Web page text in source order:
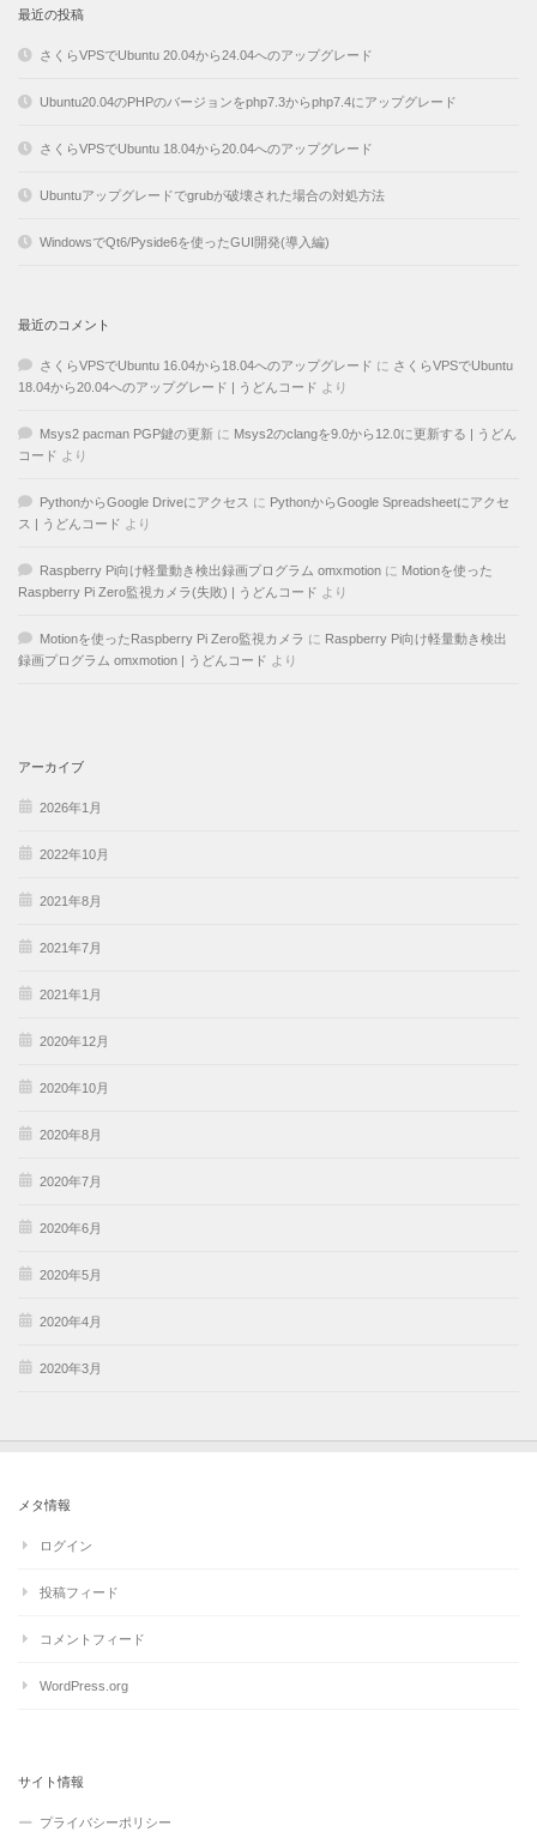
最近の投稿
さくらVPSでUbuntu 20.04から24.04へのアップグレード
Ubuntu20.04のPHPのバージョンをphp7.3からphp7.4にアップグレード
さくらVPSでUbuntu 18.04から20.04へのアップグレード
Ubuntuアップグレードでgrubが破壊された場合の対処方法
WindowsでQt6/Pyside6を使ったGUI開発(導入編)
最近のコメント
さくらVPSでUbuntu 16.04から18.04へのアップグレード に さくらVPSでUbuntu
18.04から20.04へのアップグレード | うどんコード より
Msys2 pacman PGP鍵の更新 に Msys2のclangを9.0から12.0に更新する | うどん
コード より
PythonからGoogle Driveにアクセス に PythonからGoogle Spreadsheetにアクセ
ス | うどんコード より
Raspberry Pi向け軽量動き検出録画プログラム omxmotion に Motionを使った
Raspberry Pi Zero監視カメラ(失敗) | うどんコード より
Motionを使ったRaspberry Pi Zero監視カメラ に Raspberry Pi向け軽量動き検出
録画プログラム omxmotion | うどんコード より
アーカイブ
2026年1月
2022年10月
2021年8月
2021年7月
2021年1月
2020年12月
2020年10月
2020年8月
2020年7月
2020年6月
2020年5月
2020年4月
2020年3月
メタ情報
ログイン
投稿フィード
コメントフィード
WordPress.org
サイト情報
プライバシーポリシー